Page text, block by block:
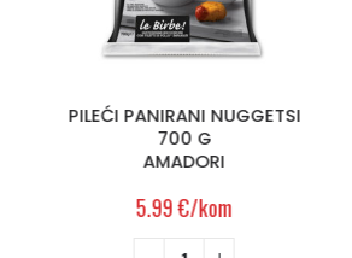
PILEĆI PANIRANI NUGGETSI
700 G
AMADORI
€/kom